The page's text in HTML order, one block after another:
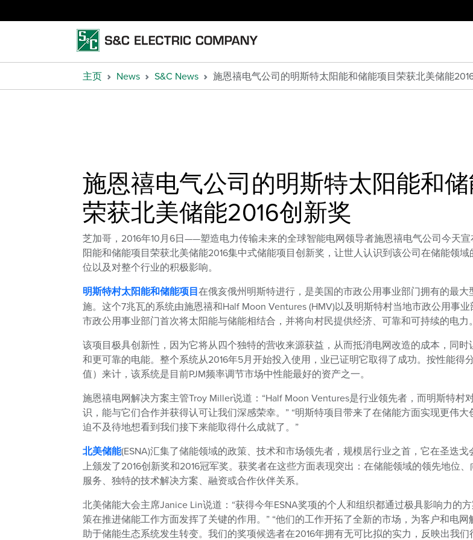
主页 News S&C News 施恩禧电气公司的明斯特太阳能和储能项目荣获北美储能
施恩禧电气公司的明斯特太阳能和储
荣获北美储能2016创新奖
芝加哥，2016年10月6日——塑造电力传输未来的全球智能电网领导者施恩禧电气公司今天
阳能和储能项目荣获北美储能2016集中式储能项目创新奖，让世人认识到该公司在储能领
位以及对整个行业的积极影响。
明斯特村太阳能和储能项目在俄亥俄州明斯特进行，是美国的市政公用事业部门拥有的最大
施。这个7兆瓦的系统由施恩禧和Half Moon Ventures (HMV)以及明斯特村当地市政公用事
市政公用事业部门首次将太阳能与储能相结合，并将向村民提供经济、可靠和可持续的电力。
该项目极具创新性，因为它将从四个独特的营收来源获益，从而抵消电网改造的成本，同时
和更可靠的电能。整个系统从2016年5月开始投入使用，业已证明它取得了成功。按性能得
值）来计，该系统是目前PJM频率调节市场中性能最好的资产之一。
施恩禧电网解决方案主管Troy Miller说道：“Half Moon Ventures是行业领先者，而明斯特村
识，能与它们合作并获得认可让我们深感荣幸。” “明斯特项目带来了在储能方面实现更伟
迫不及待地想看到我们接下来能取得什么成就了。”
北美储能(ESNA)汇集了储能领域的政策、技术和市场领先者，规模居行业之首，它在圣迭
上颁发了2016创新奖和2016冠军奖。获奖者在这些方面表现突出：在储能领域的领先地位
服务、独特的技术解决方案、融资或合作伙伴关系。
北美储能大会主席Janice Lin说道：“获得今年ESNA奖项的个人和组织都通过极具影响力的
策在推进储能工作方面发挥了关键的作用。” “他们的工作开拓了全新的市场，为客户和电
助于储能生态系统发生转变。我们的奖项候选者在2016年拥有无可比拟的实力，反映出我